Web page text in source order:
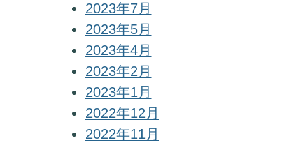
2023年7月
2023年5月
2023年4月
2023年2月
2023年1月
2022年12月
2022年11月